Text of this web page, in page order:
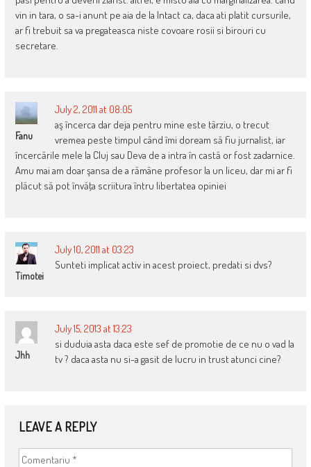
vin in tara, o sa-i anunt pe aia de la Intact ca, daca ati platit cursurile,
ar fi trebuit sa va pregateasca niste covoare rosii si birouri cu
secretare.
Fanu
July 2, 2011 at 08:05
aş încerca dar deja pentru mine este târziu, o trecut
vremea peste timpul când îmi doream să fiu jurnalist, iar
încercările mele la Cluj sau Deva de a intra în castă or fost zadarnice.
Amu mai am doar şansa de a rămâne profesor la un liceu, dar mi ar fi
plăcut să pot învăţa scriitura întru libertatea opiniei
Timotei
July 10, 2011 at 03:23
Sunteti implicat activ in acest proiect, predati si dvs?
Jhh
July 15, 2013 at 13:23
si duduia asta daca este sef de promotie de ce nu o vad la
tv ? daca asta nu si-a gasit de lucru in trust atunci cine?
LEAVE A REPLY